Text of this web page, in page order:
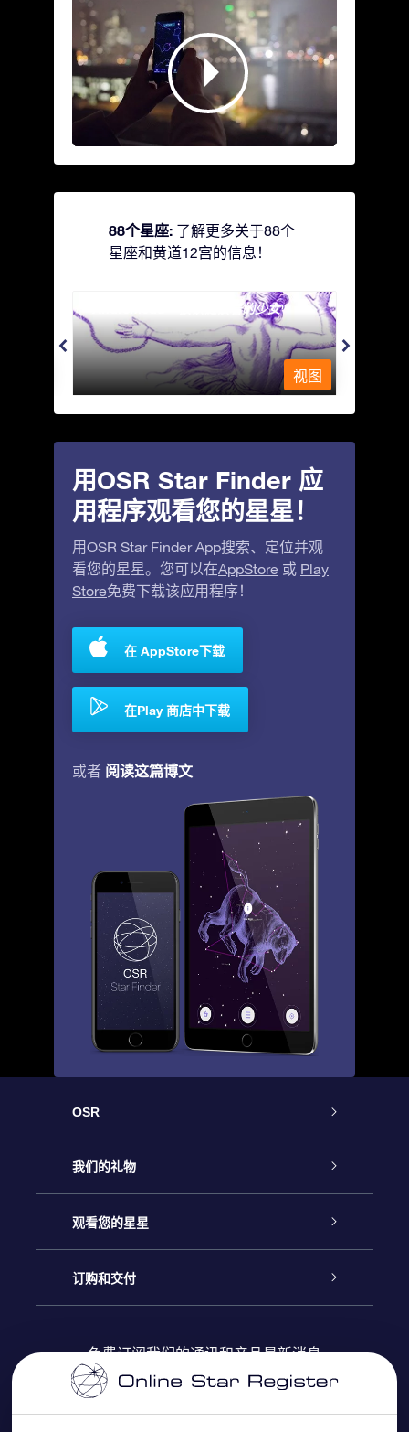
88个星座: 了解更多关于88个
星座和黄道12宫的信息！
Andromeda - 被铁链锁着的少女
视图
用OSR Star Finder 应
用程序观看您的星星！
用OSR Star Finder App搜索、定位并观
看您的星星。您可以在AppStore 或 Play
Store免费下载该应用程序！
在 AppStore下载
在Play 商店中下载
或者 阅读这篇博文
OSR
客户服务
联系我们
博客
评论
我们的礼物
Online Star礼物
OSR 礼物包
OSR 礼物卡
观看您的星星
Online Star Register
个性化的Star Page
订购和交付
付款信息
免费订阅我们的通讯和产品最新消息